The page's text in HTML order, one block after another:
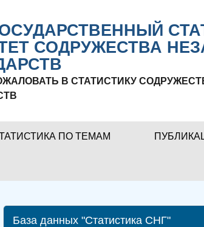
СОДРУЖЕСТВА
В СТАТИСТИКУ
ПО ТЕМАМ
База данных "Статистика СНГ"